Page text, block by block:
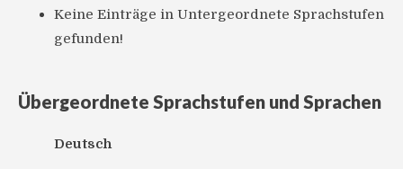
Keine Einträge in Untergeordnete Sprachstufen
gefunden!
Übergeordnete Sprachstufen und Sprachen
Deutsch